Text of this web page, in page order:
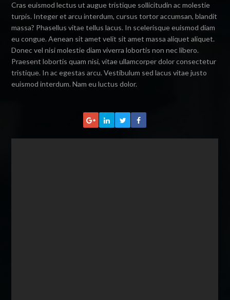
Cras euismod lectus ut augue tristique sollicitudin ac molestie
turpis. Integer et arcu interdum, cursus tortor accumsan, blandit
massa? Phasellus vitae tellus lacus. In scelerisque euismod diam
eu congue. Aenean sit amet velit sit amet massa aliquet aliquet.
Donec vel nisi molestie diam viverra lobortis non nec libero.
Praesent lobortis quam nisi, vitae ullamcorper dolor consectetur
tristique. In ac egestas arcu. Vestibulum sed lacus vitae justo
euismod interdum. Nam eu luctus dolor.